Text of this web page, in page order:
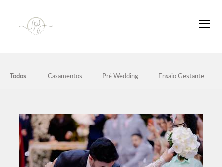
Todos Casamentos Pré Wedding Ensaio Gestante